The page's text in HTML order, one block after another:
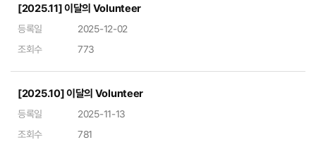
[2025.11] 이달의 Volunteer
등록일
2025-12-02
조회수
773
[2025.10] 이달의 Volunteer
등록일
2025-11-13
조회수
781